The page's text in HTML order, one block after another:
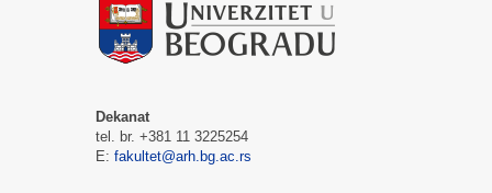
Dekanat
tel. br. +381 11 3225254
E: fakultet@arh.bg.ac.rs